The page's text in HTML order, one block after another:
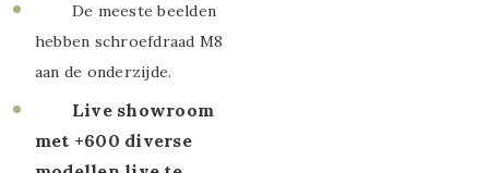
De meeste beelden
hebben schroefdraad M8
aan de onderzijde.
Live showroom
met +600 diverse